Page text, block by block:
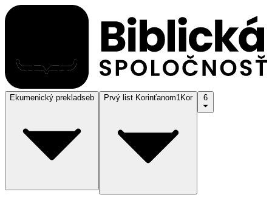
Ekumenický prekladseb Prvý list Korinťanom1Kor